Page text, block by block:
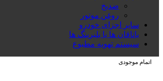
ضدیخ
روغن موتور
سایر اجزای خودرو
یاتاقان ها یا بلبرینگ ها
سیستم تهویه مطبوع
اتمام موجودی